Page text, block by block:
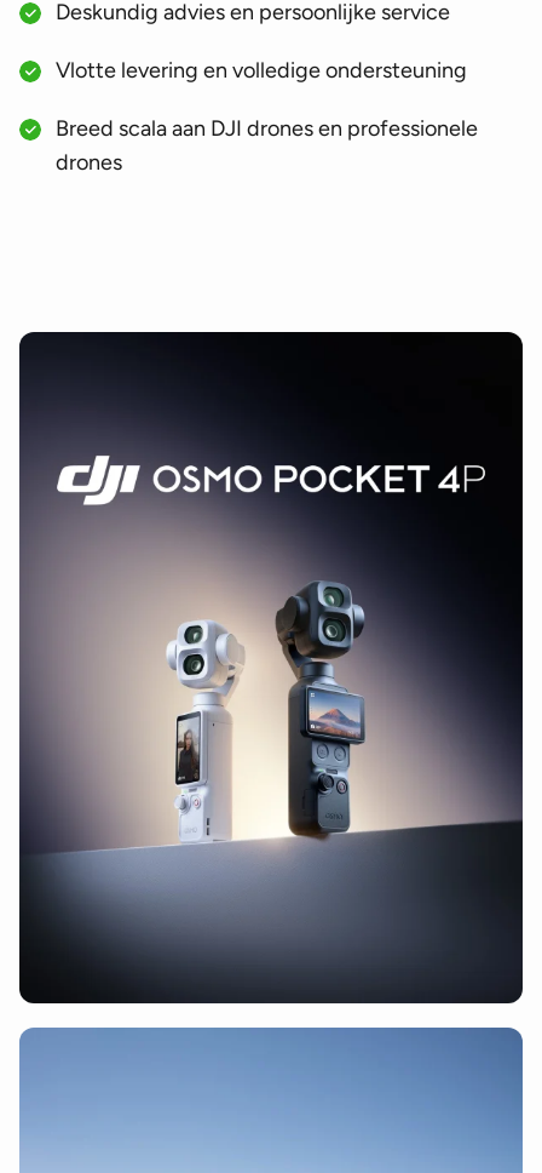
Deskundig advies en persoonlijke service
Vlotte levering en volledige ondersteuning
Breed scala aan DJI drones en professionele
drones